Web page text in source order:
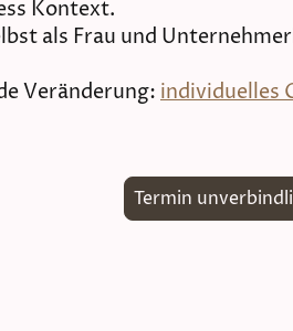
Kontext.
als Frau und
Veränderung: individuelles
Termin